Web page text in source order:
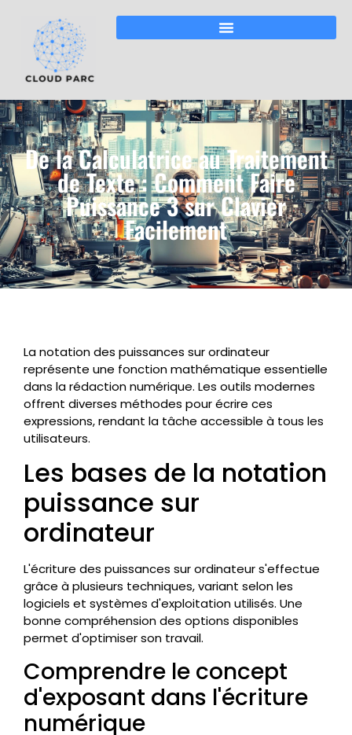
De la Calculatrice au Traitement
de Texte : Comment Faire
Puissance 3 sur Clavier
Facilement
La notation des puissances sur ordinateur
représente une fonction mathématique essentielle
dans la rédaction numérique. Les outils modernes
offrent diverses méthodes pour écrire ces
expressions, rendant la tâche accessible à tous les
utilisateurs.
Les bases de la notation
puissance sur
ordinateur
L'écriture des puissances sur ordinateur s'effectue
grâce à plusieurs techniques, variant selon les
logiciels et systèmes d'exploitation utilisés. Une
bonne compréhension des options disponibles
permet d'optimiser son travail.
Comprendre le concept
d'exposant dans l'écriture
numérique